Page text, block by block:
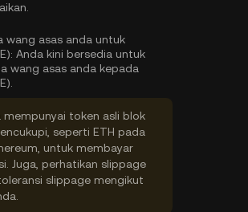
wang asas anda untuk
Anda kini bersedia untuk
wang asas anda kepada
mempunyai token asli blok
seperti ETH pada
untuk membayar
Juga, perhatikan slippage
slippage mengikut